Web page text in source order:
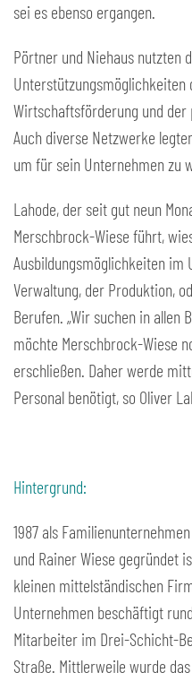
sei es ebenso ergangen.
Pörtner und Niehaus nutzten
Unterstützungsmöglichkeiten
Wirtschaftsförderung und der
Auch diverse Netzwerke
um für sein Unternehmen zu
Lahode, der seit gut neun
Merschbrock-Wiese führt,
Ausbildungsmöglichkeiten im
Verwaltung, der Produktion,
Berufen. „Wir suchen in allen
möchte Merschbrock-Wiese
erschließen. Daher werde
Personal benötigt, so Oliver
Hintergrund:
1987 als
und Rainer Wiese gegründet
kleinen mittelständischen
Unternehmen beschäftigt
Mitarbeiter im Drei-Schicht-
Straße. Mittlerweile wurde